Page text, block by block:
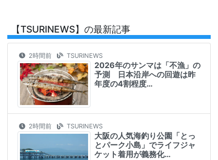
【TSURINEWS】の最新記事
2時間前 TSURINEWS
2026年のサンマは「不漁」の
予測 日本沿岸への回遊は昨
年度の4割程度…
2時間前 TSURINEWS
大阪の人気海釣り公園「とっ
とパーク小島」でライフジャ
ケット着用が義務化…